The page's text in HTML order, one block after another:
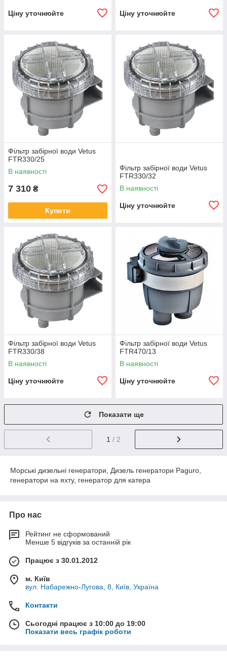
Ціну уточнюйте Ціну уточнюйте
Фільтр забірної води Vetus
FTR330/25
В наявності
7 310 ₴
Купити
Фільтр забірної води Vetus
FTR330/32
В наявності
Ціну уточнюйте
Фільтр забірної води Vetus
FTR330/38
В наявності
Ціну уточнюйте
Фільтр забірної води Vetus
FTR470/13
В наявності
Ціну уточнюйте
Показати ще
1 / 2
Морські дизельні генератори, Дизель генератори Paguro,
генератори на яхту, генератор для катера
Про нас
Рейтинг не сформований
Менше 5 відгуків за останній рік
Працює з 30.01.2012
м. Київ
вул. Набарежно-Лугова, 8, Київ, Україна
Контакти
Сьогодні працює з 10:00 до 19:00
Показати весь графік роботи